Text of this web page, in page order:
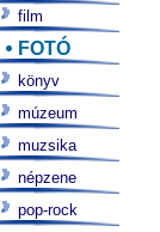
film
FOTÓ
könyv
múzeum
muzsika
népzene
pop-rock